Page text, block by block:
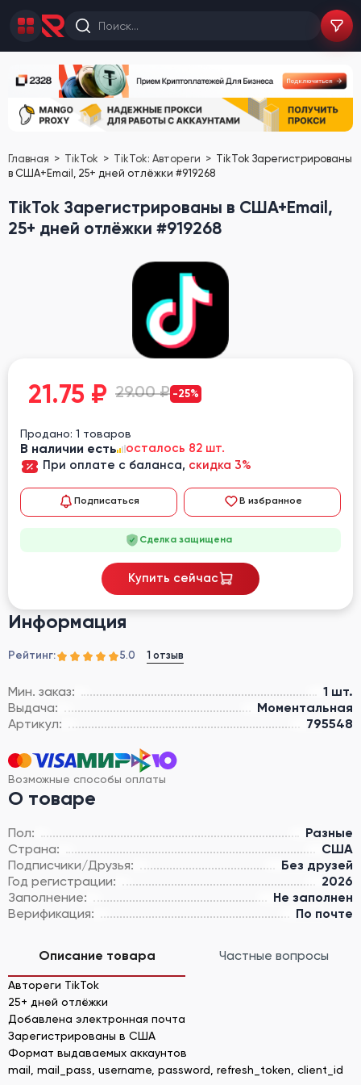
Главная TikTok TikTok: Автореги
TikTok Зарегистрированы
в США+Email, 25+ дней отлёжки #919268
TikTok Зарегистрированы в США+Email,
25+ дней отлёжки #919268
Информация
Рейтинг: 5.0 1 отзыв
Мин. заказ:
1 шт.
Выдача:
Моментальная
Артикул:
795548
Возможные способы оплаты
О товаре
Пол:
Разные
Страна:
США
Подписчики/Друзья:
Без друзей
Год регистрации:
2026
Заполнение:
Не заполнен
Верификация:
По почте
21.75 ₽ 29.00 ₽ -25%
Продано: 1 товаров
В наличии есть
осталось 82 шт.
При оплате с баланса, скидка 3%
Подписаться В избранное
Сделка защищена
Купить сейчас
Описание товара Частные вопросы
Автореги TikTok
25+ дней отлёжки
Добавлена электронная почта
Зарегистрированы в США
Формат выдаваемых аккаунтов
mail, mail_pass, username, password, refresh_token, client_id